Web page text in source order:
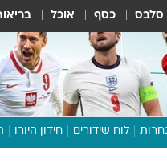
סלבס כסף אוכל
לוח שידורים חידון היורו